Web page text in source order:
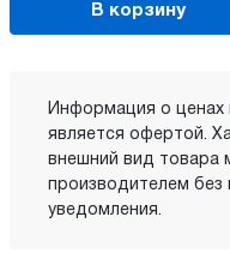
В корзину
Информация о ценах
является офертой.
внешний вид товара
производителем без
уведомления.